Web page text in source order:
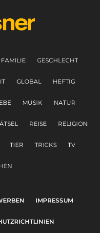
FAMILIE GESCHLECHT
GLOBAL HEFTIG
MUSIK NATUR
REISE RELIGION
TIER TRICKS TV
IMPRESSUM